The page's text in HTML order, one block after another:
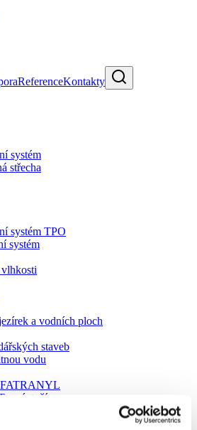
ReferenceKontakty
systém
střecha
systém TPO
systém
a vodních ploch
staveb
vodu
FATRANYL
s výztuží
WALK 600